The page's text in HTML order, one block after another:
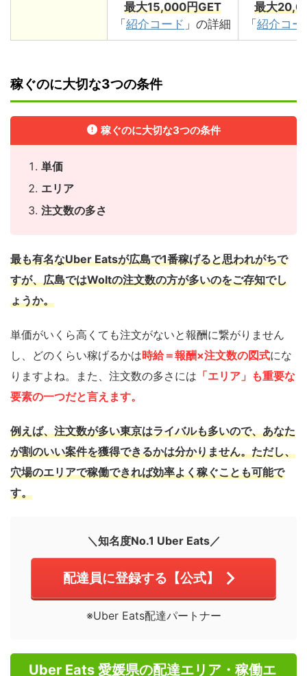
最大15,000円GET
「紹介コード 」の詳細
最大
「紹介コー
稼ぐのに大切な3つの条件
稼ぐのに大切な3つの条件
単価
エリア
注文数の多さ
最も有名なUber Eatsが広島で1番稼げると思われがちで
すが、広島ではWoltの注文数の方が多いのをご存知でし
ょうか。
単価がいくら高くても注文がないと報酬に繋がりません
し、どのくらい稼げるかは時給＝報酬×注文数の図式にな
りますよね。また、注文数の多さには 「エリア」も重要な
要素の一つだと言えます。
例えば、注文数が多い東京はライバルも多いので、あなた
が割のいい案件を獲得できるかは分かりません。ただし、
穴場のエリアで稼働できれば効率よく稼ぐことも可能で
す。
＼知名度No.1 Uber Eats／
配達員に登録する【公式】
※Uber Eats配達パートナー
Uber Eats 愛媛県の配達エリア・稼働エ